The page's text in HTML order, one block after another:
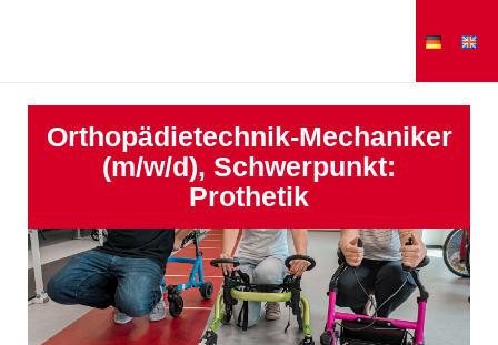
Orthopädietechnik-Mechaniker
(m/w/d), Schwerpunkt:
Prothetik